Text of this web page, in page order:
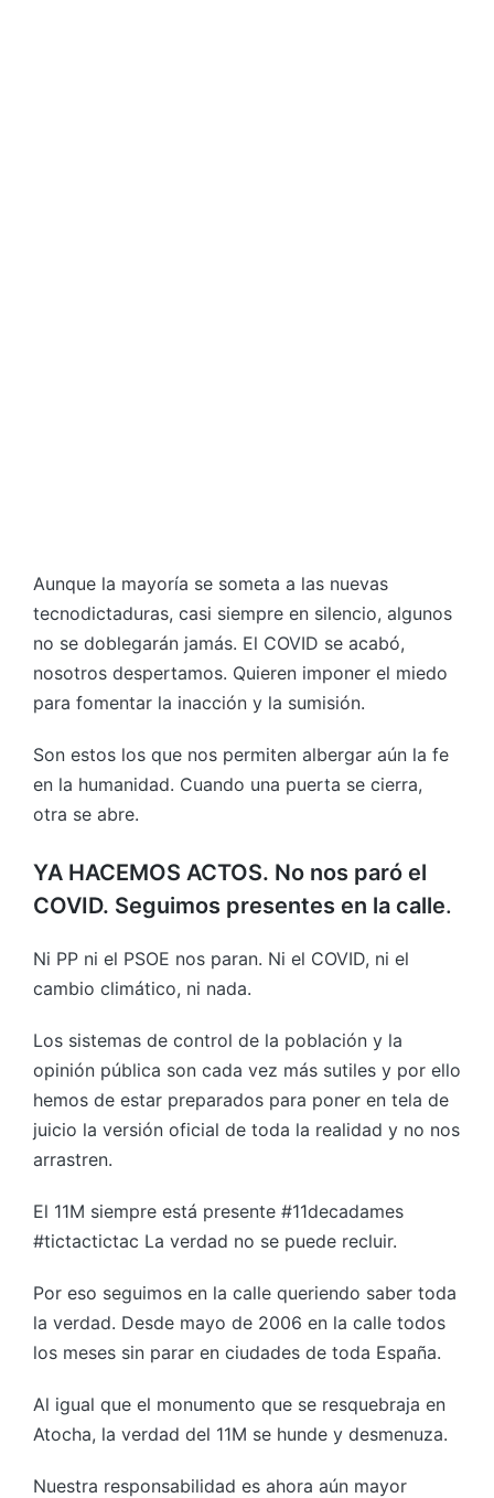
Aunque la mayoría se someta a las nuevas
tecnodictaduras, casi siempre en silencio, algunos
no se doblegarán jamás. El COVID se acabó,
nosotros despertamos. Quieren imponer el miedo
para fomentar la inacción y la sumisión.
Son estos los que nos permiten albergar aún la fe
en la humanidad. Cuando una puerta se cierra,
otra se abre.
YA HACEMOS ACTOS. No nos paró el
COVID. Seguimos presentes en la calle.
Ni PP ni el PSOE nos paran. Ni el COVID, ni el
cambio climático, ni nada.
Los sistemas de control de la población y la
opinión pública son cada vez más sutiles y por ello
hemos de estar preparados para poner en tela de
juicio la versión oficial de toda la realidad y no nos
arrastren.
El 11M siempre está presente #11decadames
#tictactictac La verdad no se puede recluir.
Por eso seguimos en la calle queriendo saber toda
la verdad. Desde mayo de 2006 en la calle todos
los meses sin parar en ciudades de toda España.
Al igual que el monumento que se resquebraja en
Atocha, la verdad del 11M se hunde y desmenuza.
Nuestra responsabilidad es ahora aún mayor